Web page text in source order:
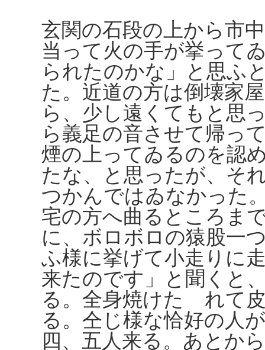
玄関の石段の上から市
当って火の手が挙って
られたのかな」と思ふ
た。近道の方は倒壊家
ら、少し遠くてもと思
ら義足の音させて帰っ
煙の上ってゐるのを認
たな、と思ったが、そ
つかんではゐなかった
宅の方へ曲るところま
に、ボロボロの猿股一
ふ様に挙げて小走りに
来たのです」と聞くと
る。全身焼けたゞれて
る。仝じ様な恰好の人
四、五人来る。あとか